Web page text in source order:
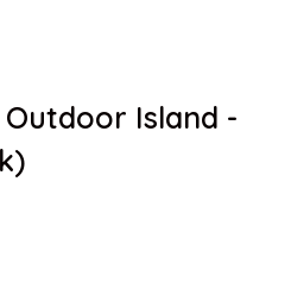
Island -